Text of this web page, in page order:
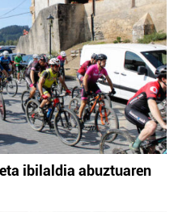
ibilaldia abuztuaren